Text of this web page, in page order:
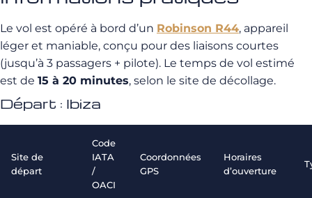
Le vol est opéré à bord d’un Robinson R44, appareil
léger et maniable, conçu pour des liaisons courtes
(jusqu’à 3 passagers + pilote). Le temps de vol estimé
est de 15 à 20 minutes, selon le site de décollage.
Départ : Ibiza
Site de
départ
Code
IATA
/
OACI
Coordonnées
GPS
Horaires
d’ouverture